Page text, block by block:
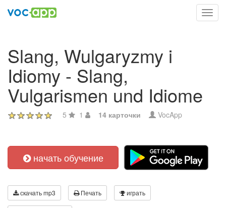
Slang, Wulgaryzmy i
Idiomy - Slang,
Vulgarismen und Idiome
5 1 14 карточки VocApp
начать обучение
скачать mp3 Печать играть